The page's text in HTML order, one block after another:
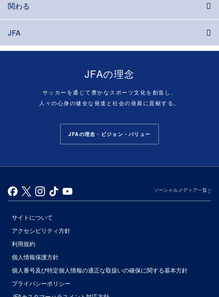
関わる
JFA
JFAの理念
サッカーを通じて豊かなスポーツ文化を創造し、
人々の心身の健全な発達と社会の発展に貢献する。
JFAの理念・ビジョン・バリュー
ソーシャルメディア一覧
サイトについて
アクセシビリティ方針
利用規約
個人情報保護方針
個人番号及び特定個人情報の適正な取扱いの確保に関する基本方針
プライバシーポリシー